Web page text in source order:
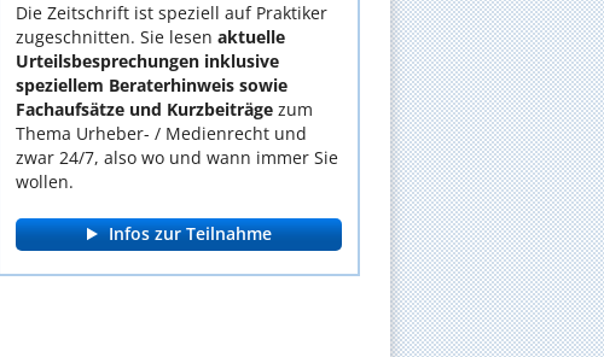
Die Zeitschrift ist speziell auf Praktiker
zugeschnitten. Sie lesen aktuelle
Urteilsbesprechungen inklusive
speziellem Beraterhinweis sowie
Fachaufsätze und Kurzbeiträge zum
Thema Urheber- / Medienrecht und
zwar 24/7, also wo und wann immer Sie
wollen.
Infos zur Teilnahme